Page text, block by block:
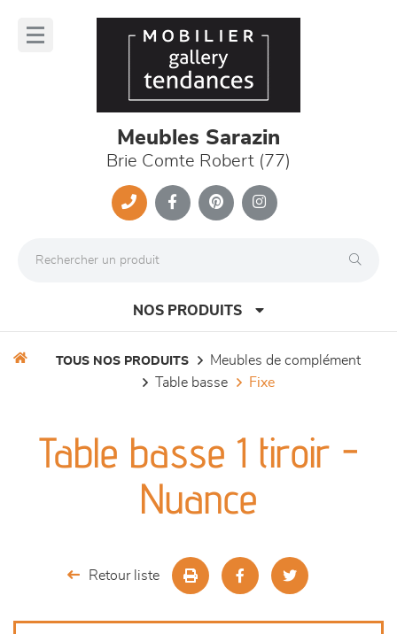
Meubles Sarazin
Brie Comte Robert (77)
NOS PRODUITS
séjours
meubles de complément
TOUS NOS PRODUITS
meubles de complément
table basse
fixe
Table basse 1 tiroir -
Nuance
Retour liste